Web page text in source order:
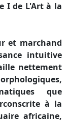
I de L'Art à la
et marchand
intuitive
nettement
que
à la
africaine,